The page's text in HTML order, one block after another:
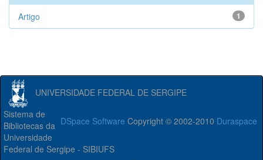
1
Artigo
UNIVERSIDADE FEDERAL DE SERGIPE
DSpace Software Copyright © 2002-2010 Duraspace
Sistema de
Bibliotecas da
Universidade
Federal de Sergipe - SIBIUFS